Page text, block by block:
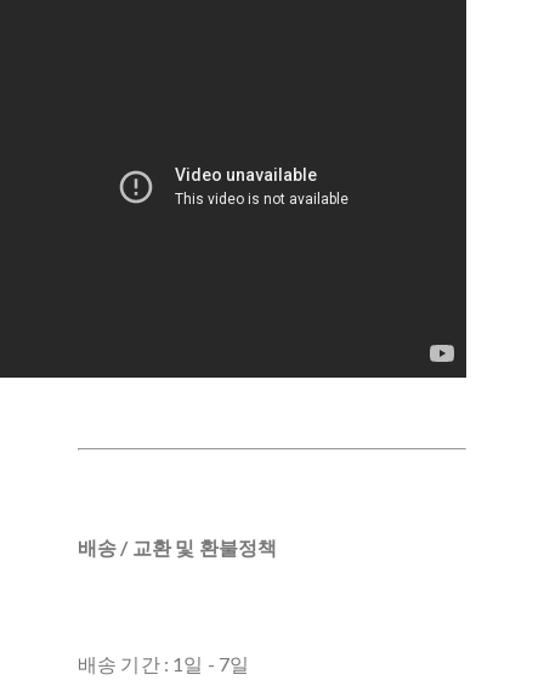
배송 / 교환 및 환불정책
배송 기간 : 1일 - 7일